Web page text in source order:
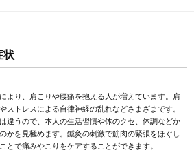
状
より、肩こりや腰痛を抱える人が増えています。肩
ストレスによる自律神経の乱れなどさまざまです。
違うので、本人の生活習慣や体のクセ、体調などか
かを見極めます。鍼灸の刺激で筋肉の緊張をほぐし
とで痛みやこりをケアすることができます。